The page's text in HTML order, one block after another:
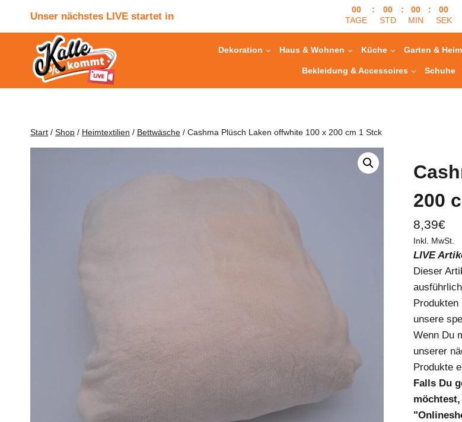
Unser nächstes LIVE startet in
00
TAGE
:
00
STD
:
00
MIN
:
00
SEK
Dekoration Haus & Wohnen Küche Garten &
Bekleidung & Accessoires Schuhe
Start / Shop / Heimtextilien / Bettwäsche / Cashma Plüsch Laken offwhite 100 x 200 cm 1 Stck
200
8,39€
Inkl. MwSt.
LIVE
Dieser
unsere
Wenn Du
unserer
Produkte
Falls Du